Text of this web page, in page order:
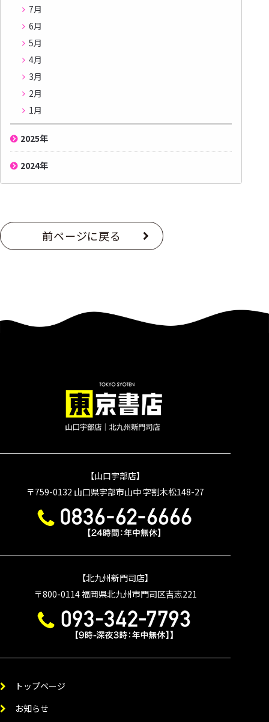
7月
6月
5月
4月
3月
2月
1月
2025年
2024年
前ページに戻る
【山口宇部店】
〒759-0132 山口県宇部市山中 字割木松148-27
【北九州新門司店】
〒800-0114福岡県北九州市門司区吉志221
トップページ
お知らせ